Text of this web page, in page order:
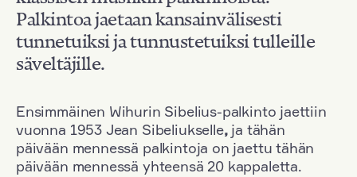
Palkintoa jaetaan kansainvälisesti
tunnetuiksi ja tunnustetuiksi tulleille
säveltäjille.
Ensimmäinen Wihurin Sibelius-palkinto jaettiin
vuonna 1953 Jean Sibeliukselle, ja tähän
päivään mennessä palkintoja on jaettu tähän
päivään mennessä yhteensä 20 kappaletta.